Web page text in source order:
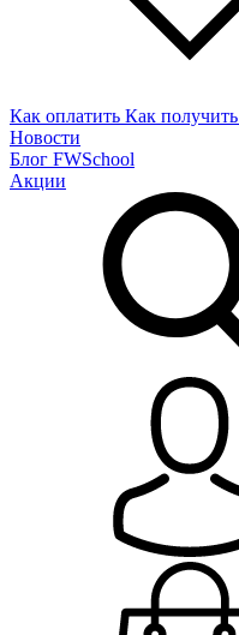
Как оплатить Как получить
Новости
Блог FWSchool
Акции